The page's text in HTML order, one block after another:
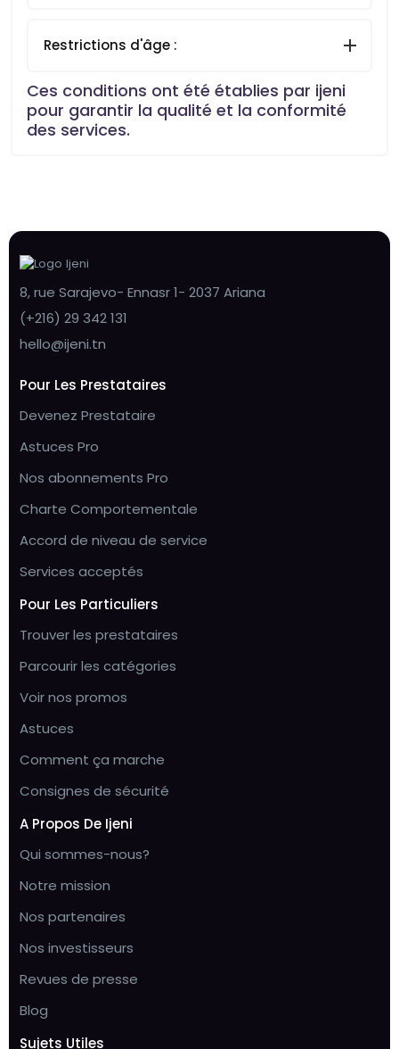
Restrictions d'âge :
Ces conditions ont été établies par ijeni
pour garantir la qualité et la conformité
des services.
8, rue Sarajevo- Ennasr 1- 2037 Ariana
(+216) 29 342 131
hello@ijeni.tn
Pour Les Prestataires
Devenez Prestataire
Astuces Pro
Nos abonnements Pro
Charte Comportementale
Accord de niveau de service
Services acceptés
Pour Les Particuliers
Trouver les prestataires
Parcourir les catégories
Voir nos promos
Astuces
Comment ça marche
Consignes de sécurité
A Propos De Ijeni
Qui sommes-nous?
Notre mission
Nos partenaires
Nos investisseurs
Revues de presse
Blog
Sujets Utiles